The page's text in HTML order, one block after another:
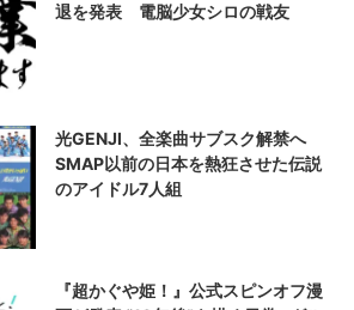
退を発表 電脳少女シロの戦友
光GENJI、全楽曲サブスク解禁へ
SMAP以前の日本を熱狂させた伝説
のアイドル7人組
『超かぐや姫！』公式スピンオフ漫